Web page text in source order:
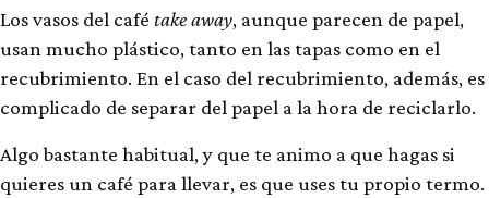
Los vasos del café take away, aunque parecen de papel,
usan mucho plástico, tanto en las tapas como en el
recubrimiento. En el caso del recubrimiento, además, es
complicado de separar del papel a la hora de reciclarlo.
Algo bastante habitual, y que te animo a que hagas si
quieres un café para llevar, es que uses tu propio termo.